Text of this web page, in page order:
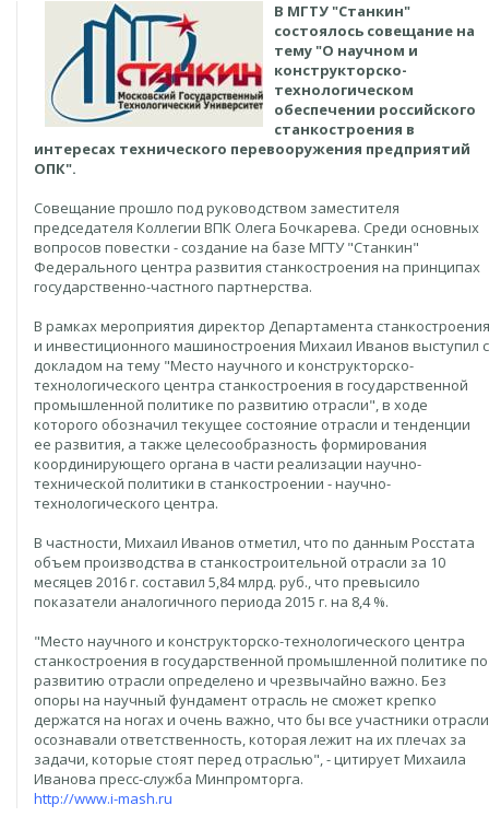
В МГТУ "Станкин"
состоялось совещание на
тему "О научном и
конструкторско-
технологическом
обеспечении российского
станкостроения в
интересах технического перевооружения предприятий
ОПК".
Cовещание прошло под руководством заместителя
председателя Коллегии ВПК Олега Бочкарева. Среди основных
вопросов повестки - создание на базе МГТУ "Станкин"
Федерального центра развития станкостроения на принципах
государственно-частного партнерства.
В рамках мероприятия директор Департамента станкостроения
и инвестиционного машиностроения Михаил Иванов выступил с
докладом на тему "Место научного и конструкторско-
технологического центра станкостроения в государственной
промышленной политике по развитию отрасли", в ходе
которого обозначил текущее состояние отрасли и тенденции
ее развития, а также целесообразность формирования
координирующего органа в части реализации научно-
технической политики в станкостроении - научно-
технологического центра.
В частности, Михаил Иванов отметил, что по данным Росстата
объем производства в станкостроительной отрасли за 10
месяцев 2016 г. составил 5,84 млрд. руб., что превысило
показатели аналогичного периода 2015 г. на 8,4 %.
"Место научного и конструкторско-технологического центра
станкостроения в государственной промышленной политике по
развитию отрасли определено и чрезвычайно важно. Без
опоры на научный фундамент отрасль не сможет крепко
держатся на ногах и очень важно, что бы все участники отрасли
осознавали ответственность, которая лежит на их плечах за
задачи, которые стоят перед отраслью", - цитирует Михаила
Иванова пресс-служба Минпромторга.
http://www.i-mash.ru